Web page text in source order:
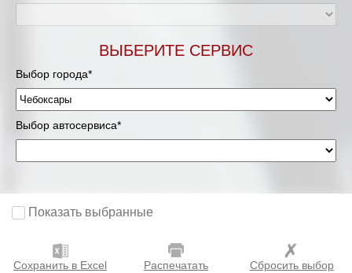
ВЫБЕРИТЕ СЕРВИС
Выбор города*
Выбор автосервиса*
Показать выбранные
Сохранить в Excel Распечатать Сбросить выбор